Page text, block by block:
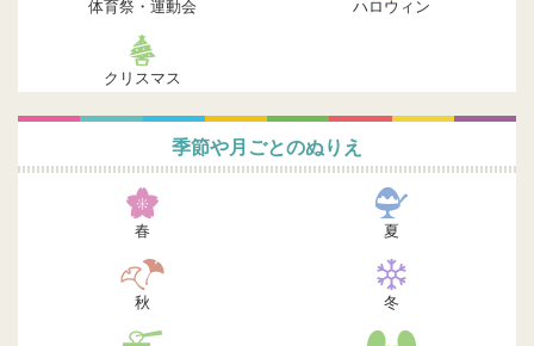
体育祭・運動会 ハロウィン
クリスマス
季節や月ごとのぬりえ
春 夏
秋 冬